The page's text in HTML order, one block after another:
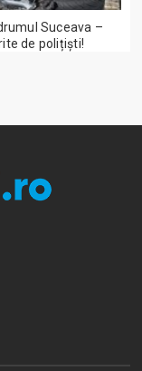
Suceava –
de polițiști!